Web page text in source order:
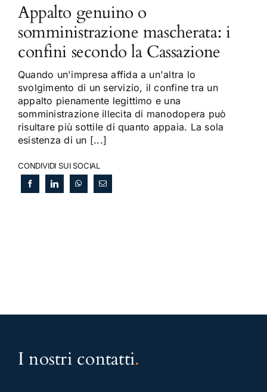
Appalto genuino o
somministrazione mascherata: i
confini secondo la Cassazione
Quando un'impresa affida a un'altra lo
svolgimento di un servizio, il confine tra un
appalto pienamente legittimo e una
somministrazione illecita di manodopera può
risultare più sottile di quanto appaia. La sola
esistenza di un [...]
CONDIVIDI SUI SOCIAL
I nostri contatti.